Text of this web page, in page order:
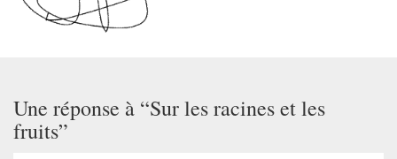
Une réponse à “Sur les racines et les
fruits”